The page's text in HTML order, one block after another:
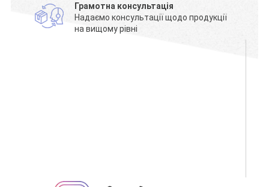
Грамотна консультація
Надаємо консультації щодо продукції
на вищому рівні